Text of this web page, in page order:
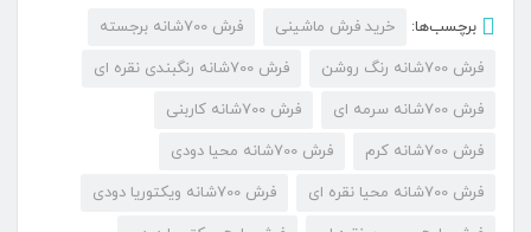
برچسب‌ها: خرید فرش ماشینی
فرش 700شانه برجسته
فرش 700شانه رنگ روشن
فرش 700شانه رنگبندی نقره ای
فرش 700شانه سرمه ای
فرش 700شانه کاربنی
فرش 700شانه کرم
فرش 700شانه محیا دودی
فرش 700شانه محیا نقره ای
فرش 700شانه ویکتوریا دودی